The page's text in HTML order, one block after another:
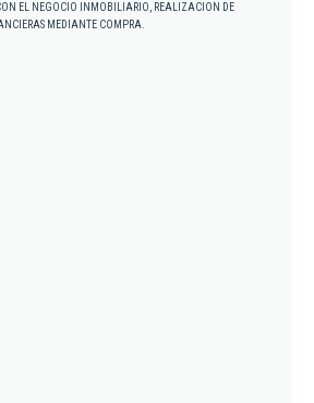
EL NEGOCIO INMOBILIARIO, REALIZACION DE
MEDIANTE COMPRA.